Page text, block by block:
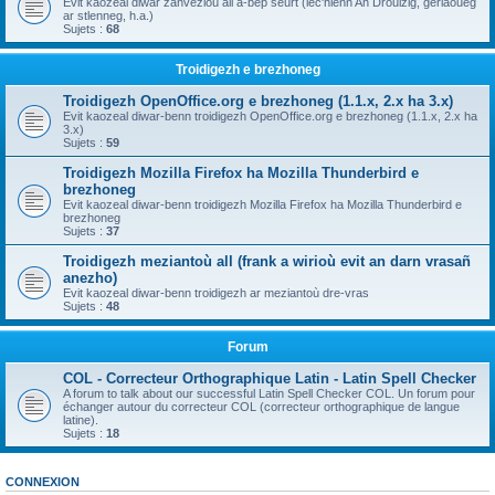
ar stlenneg, h.a.)
Sujets : 68
Troidigezh e brezhoneg
Troidigezh OpenOffice.org e brezhoneg (1.1.x, 2.x ha 3.x)
Evit kaozeal diwar-benn troidigezh OpenOffice.org e brezhoneg (1.1.x, 2.x ha
3.x)
Sujets : 59
Troidigezh Mozilla Firefox ha Mozilla Thunderbird e
brezhoneg
Evit kaozeal diwar-benn troidigezh Mozilla Firefox ha Mozilla Thunderbird e
brezhoneg
Sujets : 37
Troidigezh meziantoù all (frank a wirioù evit an darn vrasañ
anezho)
Evit kaozeal diwar-benn troidigezh ar meziantoù dre-vras
Sujets : 48
Forum
COL - Correcteur Orthographique Latin - Latin Spell Checker
A forum to talk about our successful Latin Spell Checker COL. Un forum pour
échanger autour du correcteur COL (correcteur orthographique de langue
latine).
Sujets : 18
CONNEXION